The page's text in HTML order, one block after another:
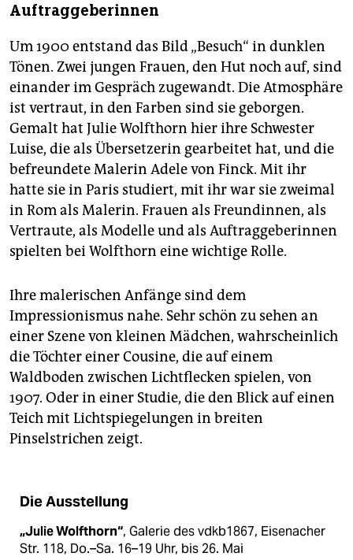
Auftraggeberinnen
Um 1900 entstand das Bild „Besuch“ in dunklen
Tönen. Zwei jungen Frauen, den Hut noch auf, sind
einander im Gespräch zugewandt. Die Atmosphäre
ist vertraut, in den Farben sind sie geborgen.
Gemalt hat Julie Wolfthorn hier ihre Schwester
Luise, die als Übersetzerin gearbeitet hat, und die
befreundete Malerin Adele von Finck. Mit ihr
hatte sie in Paris studiert, mit ihr war sie zweimal
in Rom als Malerin. Frauen als Freundinnen, als
Vertraute, als Modelle und als Auftraggeberinnen
spielten bei Wolfthorn eine wichtige Rolle.
Ihre malerischen Anfänge sind dem
Impressionismus nahe. Sehr schön zu sehen an
einer Szene von kleinen Mädchen, wahrscheinlich
die Töchter einer Cousine, die auf einem
Waldboden zwischen Lichtflecken spielen, von
1907. Oder in einer Studie, die den Blick auf einen
Teich mit Lichtspiegelungen in breiten
Pinselstrichen zeigt.
Die Ausstellung
„Julie Wolfthorn“, Galerie des vdkb1867, Eisenacher
Str. 118, Do.–Sa. 16–19 Uhr, bis 26. Mai